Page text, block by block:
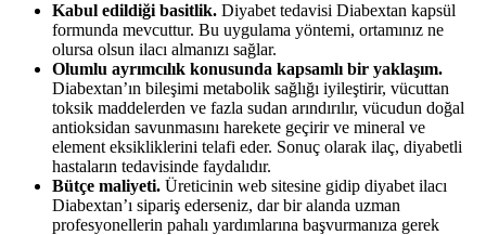
Kabul edildiği basitlik. Diyabet tedavisi Diabextan kapsül
formunda mevcuttur. Bu uygulama yöntemi, ortamınız ne
olursa olsun ilacı almanızı sağlar.
Olumlu ayrımcılık konusunda kapsamlı bir yaklaşım.
Diabextan’ın bileşimi metabolik sağlığı iyileştirir, vücuttan
toksik maddelerden ve fazla sudan arındırılır, vücudun doğal
antioksidan savunmasını harekete geçirir ve mineral ve
element eksikliklerini telafi eder. Sonuç olarak ilaç, diyabetli
hastaların tedavisinde faydalıdır.
Bütçe maliyeti. Üreticinin web sitesine gidip diyabet ilacı
Diabextan’ı sipariş ederseniz, dar bir alanda uzman
profesyonellerin pahalı yardımlarına başvurmanıza gerek